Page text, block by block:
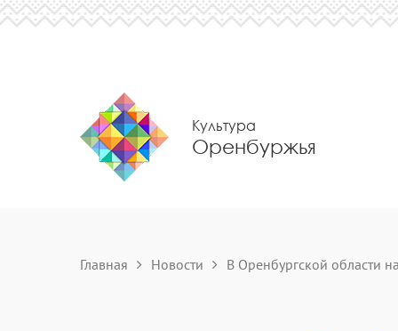
Культура
Оренбуржья
Главная Новости В Оренбургской области